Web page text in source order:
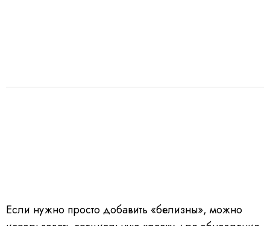
Если нужно просто добавить «белизны», можно